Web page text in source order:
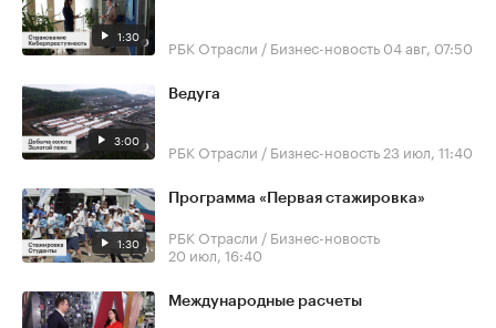
1:30 РБК Отрасли / Бизнес-новость 04 авг, 07:50
3:00
Ведуга
РБК Отрасли / Бизнес-новость 23 июл, 11:40
1:30
Программа «Первая стажировка»
РБК Отрасли / Бизнес-новость
20 июл, 16:40
Международные расчеты